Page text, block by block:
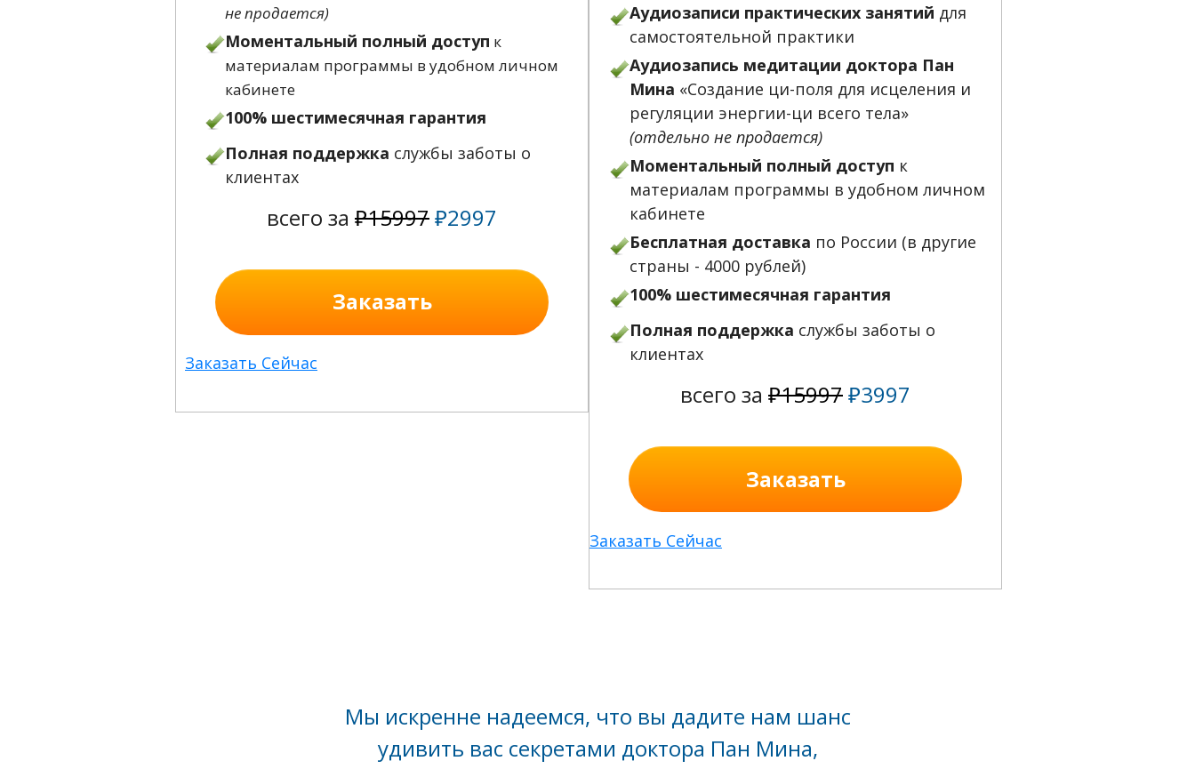
не продается)
Моментальный полный доступ к
материалам программы в удобном личном
кабинете
100% шестимесячная гарантия
Полная поддержка службы заботы о
клиентах
всего за ₽15997₽2997
Заказать
Заказать Сейчас
Аудиозаписи практических занятий для
самостоятельной практики
Аудиозапись медитации доктора Пан
Мина «Создание ци-поля для исцеления и
регуляции энергии-ци всего тела»
(отдельно не продается)
Моментальный полный доступ к
материалам программы в удобном личном
кабинете
Бесплатная доставка по России (в другие
страны - 4000 рублей)
100% шестимесячная гарантия
Полная поддержка службы заботы о
клиентах
всего за ₽15997₽3997
Заказать
Заказать Сейчас
Мы искренне надеемся, что вы дадите нам шанс
удивить вас секретами доктора Пан Мина,